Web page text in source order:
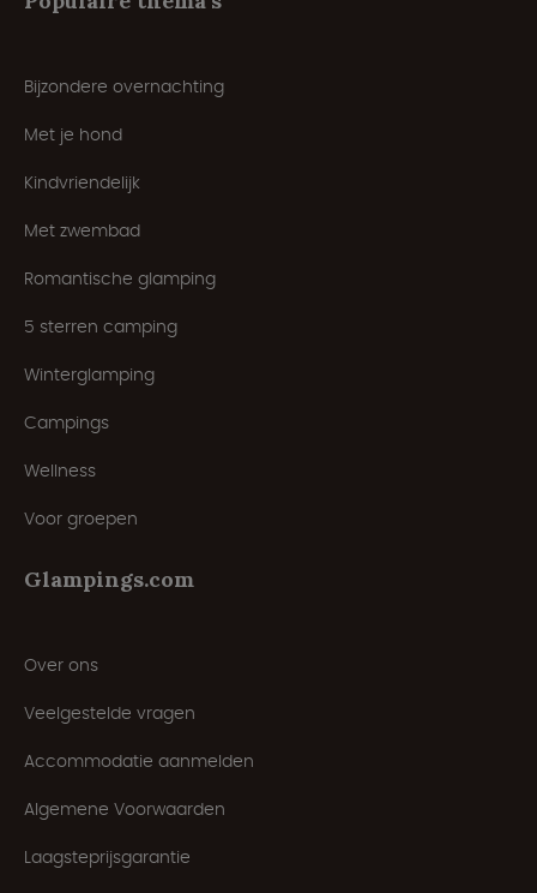
Bijzondere overnachting
Met je hond
Kindvriendelijk
Met zwembad
Romantische glamping
5 sterren camping
Winterglamping
Campings
Wellness
Voor groepen
Glampings.com
Over ons
Veelgestelde vragen
Accommodatie aanmelden
Algemene Voorwaarden
Laagsteprijsgarantie